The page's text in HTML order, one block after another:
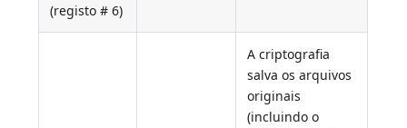
(registo # 6)
A criptografia
salva os arquivos
originais
(incluindo o